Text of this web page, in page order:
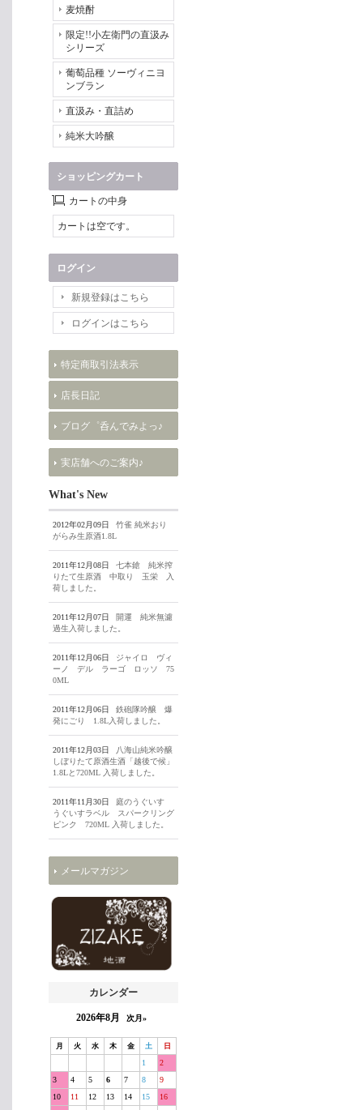
麦焼酎
限定!!小左衛門の直汲み
シリーズ
葡萄品種 ソーヴィニヨ
ンブラン
直汲み・直詰め
純米大吟醸
ショッピングカート
カートの中身
カートは空です。
ログイン
新規登録はこちら
ログインはこちら
特定商取引法表示
店長日記
ブログ゜呑んでみよっ♪
実店舗へのご案内♪
What's New
2012年02月09日
竹雀 純米おり
がらみ生原酒1.8L
2011年12月08日
七本鎗 純米搾
りたて生原酒 中取り 玉栄 入
荷しました。
2011年12月07日
開運 純米無濾
過生入荷しました。
2011年12月06日
ジャイロ ヴィ
ーノ デル ラーゴ ロッソ 75
0ML
2011年12月06日
鉄砲隊吟醸 爆
発にごり 1.8L入荷しました。
2011年12月03日
八海山純米吟醸
しぼりたて原酒生酒「越後で候」
1.8Lと720ML 入荷しました。
2011年11月30日
庭のうぐいす
うぐいすラベル スパークリング
ピンク 720ML 入荷しました。
メールマガジン
カレンダー
2026年8月 次月»
月 火 水 木 金 土 日
1
2
3
4 5 6 7 8
9
10
11 12 13 14 15
16